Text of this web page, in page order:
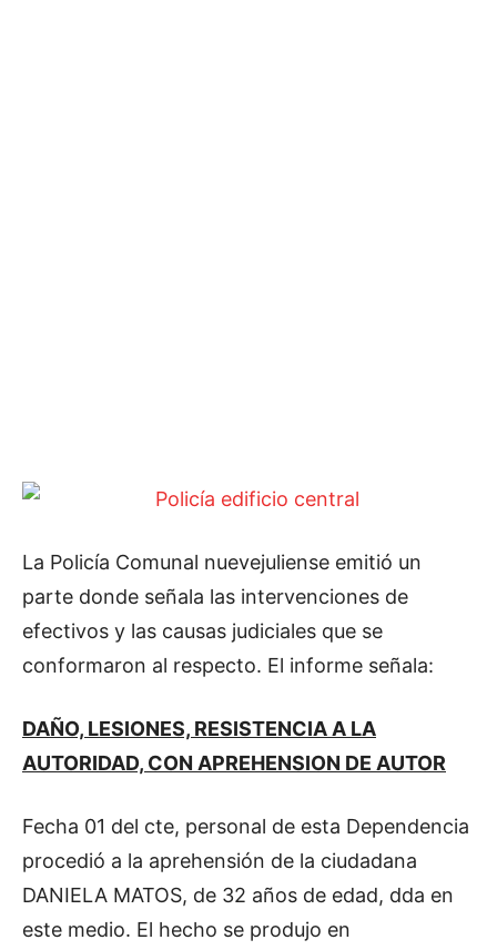
La Policía Comunal nuevejuliense emitió un
parte donde señala las intervenciones de
efectivos y las causas judiciales que se
conformaron al respecto. El informe señala:
DAÑO, LESIONES, RESISTENCIA A LA
AUTORIDAD, CON APREHENSION DE AUTOR
Fecha 01 del cte, personal de esta Dependencia
procedió a la aprehensión de la ciudadana
DANIELA MATOS, de 32 años de edad, dda en
este medio. El hecho se produjo en